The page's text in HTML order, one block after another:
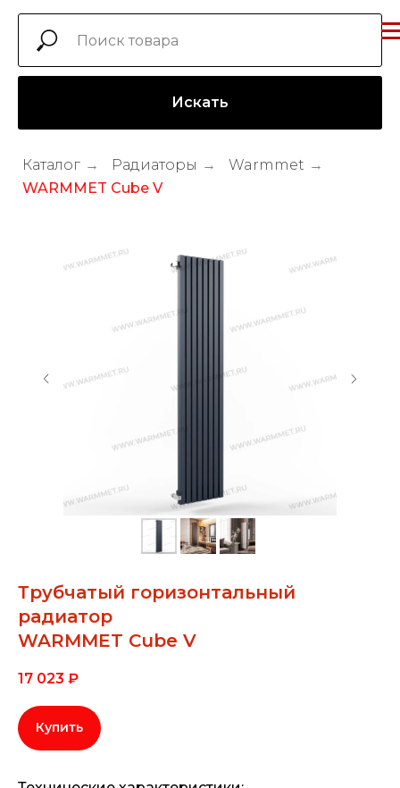
Искать
Каталог → Радиаторы → Warmmet →
WARMMET Cube V
Трубчатый горизонтальный
радиатор
WARMMET Cube V
17 023 ₽
Купить